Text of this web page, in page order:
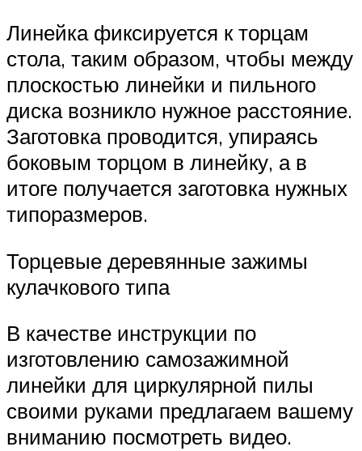
Линейка фиксируется к торцам
стола, таким образом, чтобы между
плоскостью линейки и пильного
диска возникло нужное расстояние.
Заготовка проводится, упираясь
боковым торцом в линейку, а в
итоге получается заготовка нужных
типоразмеров.
Торцевые деревянные зажимы
кулачкового типа
В качестве инструкции по
изготовлению самозажимной
линейки для циркулярной пилы
своими руками предлагаем вашему
вниманию посмотреть видео.